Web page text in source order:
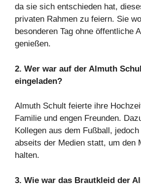
da sie sich entschieden hat,
privaten Rahmen zu feiern. Sie
besonderen Tag ohne öffentliche
genießen.
2. Wer war auf der Almuth
eingeladen?
Almuth Schult feierte ihre
Familie und engen Freunden.
Kollegen aus dem Fußball,
abseits der Medien statt, um den
halten.
3. Wie war das Brautkleid der